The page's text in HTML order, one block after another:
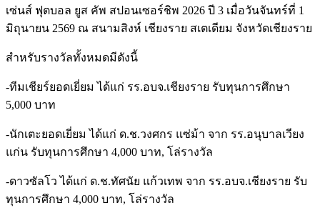
เซ่นส์ ฟุตบอล ยูส คัพ สปอนเซอร์ชิพ 2026 ปี 3 เมื่อวันจันทร์ที่ 1
มิถุนายน 2569 ณ สนามสิงห์ เชียงราย สเตเดียม จังหวัดเชียงราย
สำหรับรางวัลทั้งหมดมีดังนี้
-ทีมเชียร์ยอดเยี่ยม ได้แก่ รร.อบจ.เชียงราย รับทุนการศึกษา
5,000 บาท
-นักเตะยอดเยี่ยม ได้แก่ ด.ช.วงศกร แซ่ม้า จาก รร.อนุบาลเวียง
แก่น รับทุนการศึกษา 4,000 บาท, โล่รางวัล
-ดาวซัลโว ได้แก่ ด.ช.ทัศนัย แก้วเทพ จาก รร.อบจ.เชียงราย รับ
ทุนการศึกษา 4,000 บาท, โล่รางวัล